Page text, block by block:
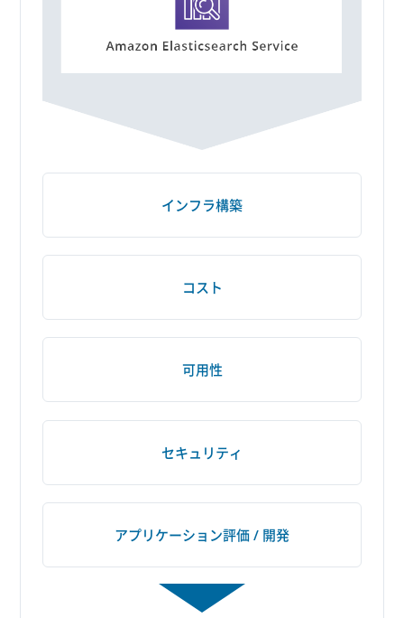
インフラ構築
コスト
可用性
セキュリティ
アプリケーション評価 / 開発